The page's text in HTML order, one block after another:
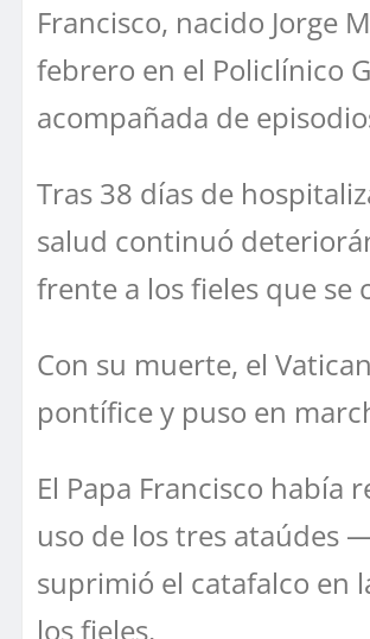
Francisco, nacido Jorge
febrero en el Policlínico
acompañada de
Tras 38 días de
salud continuó
frente a los fieles que se
Con su muerte, el
pontífice y puso en
El Papa Francisco
uso de los tres ataúdes
suprimió el catafalco en
los fieles.